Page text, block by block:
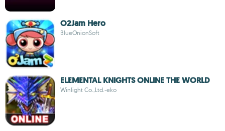
O2Jam Hero
BlueOnionSoft
ELEMENTAL KNIGHTS ONLINE THE WORLD
Winlight Co.,Ltd.-eko